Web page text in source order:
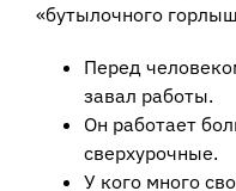
«бутылочного
Перед
завал работы.
Он работает
сверхурочные.
У кого много